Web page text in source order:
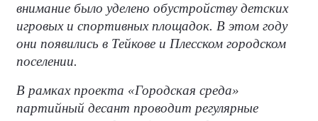
внимание было уделено обустройству детских
игровых и спортивных площадок. В этом году
они появились в Тейкове и Плесском городском
поселении.
В рамках проекта «Городская среда»
партийный десант проводит регулярные